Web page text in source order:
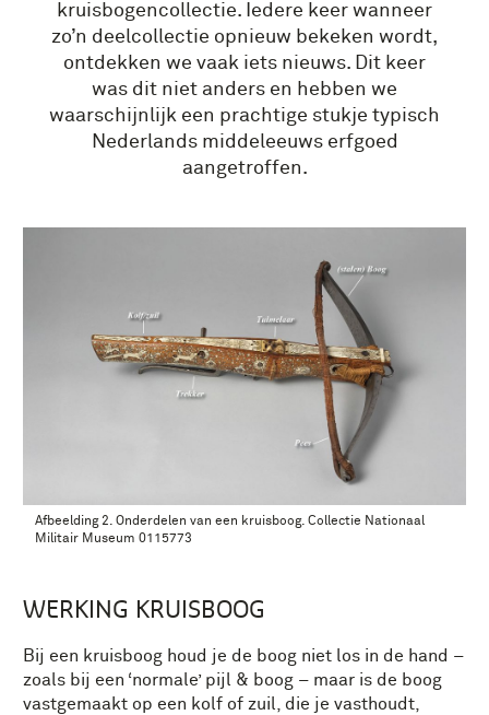
kruisbogencollectie. Iedere keer wanneer
zo’n deelcollectie opnieuw bekeken wordt,
ontdekken we vaak iets nieuws. Dit keer
was dit niet anders en hebben we
waarschijnlijk een prachtige stukje typisch
Nederlands middeleeuws erfgoed
aangetroffen.
Afbeelding 2. Onderdelen van een kruisboog. Collectie Nationaal
Militair Museum 0115773
WERKING KRUISBOOG
Bij een kruisboog houd je de boog niet los in de hand –
zoals bij een ‘normale’ pijl & boog – maar is de boog
vastgemaakt op een kolf of zuil, die je vasthoudt,